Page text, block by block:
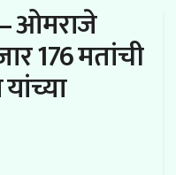
ओमराजे
176 मतांची